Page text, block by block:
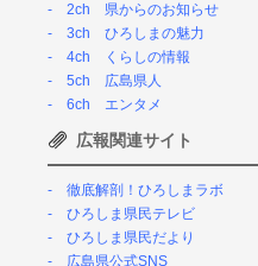
2ch 県からのお知らせ
3ch ひろしまの魅力
4ch くらしの情報
5ch 広島県人
6ch エンタメ
広報関連サイト
徹底解剖！ひろしまラボ
ひろしま県民テレビ
ひろしま県民だより
広島県公式SNS